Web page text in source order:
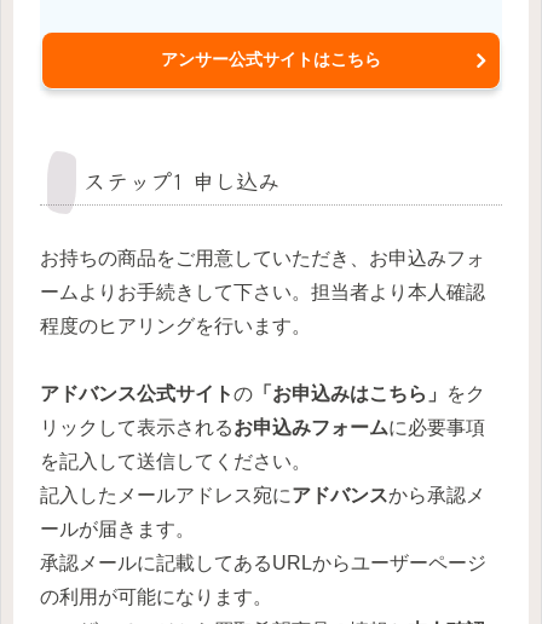
アンサー公式サイトはこちら
ステップ1 申し込み
お持ちの商品をご用意していただき、お申込みフォ
ームよりお手続きして下さい。担当者より本人確認
程度のヒアリングを行います。
アドバンス公式サイトの 「 お申込みはこちら」
をク
リックして表示されるお申込みフォームに必要事項
を記入して送信してください。
記入したメールアドレス宛にアドバンスから承認メ
ールが届きます。
承認メールに記載してあるURLからユーザーページ
の利用が可能になります。